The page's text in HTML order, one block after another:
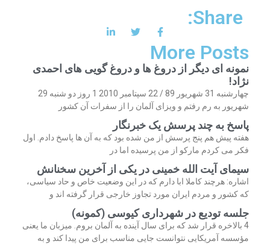
Share:
More Posts
نمونه ای دیگر از دروغ ها و دروغ گویی های احمدی
نژاد!
چهارشنبه 31 شهریور 89 / 22 سپتامبر 2010 1 روز دو شنبه 29
شهریور به رم رفتم و ویزای آلمان را از سفرات آن کشور
پاسخ به چند پرسش یک خبرنگار
هفته پیش هم پنج پرسش از من شده بود که به آن ها پاسخ دادم. اول
فکر می کردم مارکو از من پرسیده اما در
سیمای آیت الله خمینی در یکی از آخرین سخنانش
اشاره: هرچند کاملا ابا دارم که در این وضعیت خاص و حاد سیاسی،
که کشور و مردم ایران مورد تجاوز خارجی قرار گرفته اند و
جلسه تودیع در شهرداری کیوسی (کمونه)
4 بالاخره قرار شد که برای سال آینده به آلمان بروم. میزبان ما یعنی
مؤسسه آمریکایی نتوانست جایی مناسب برای من پیدا کند و به